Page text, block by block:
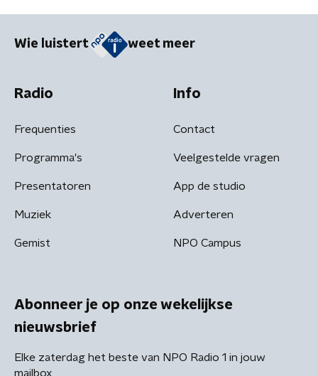
Wie luistert weet meer
Radio
Frequenties
Programma's
Presentatoren
Muziek
Gemist
Info
Contact
Veelgestelde vragen
App de studio
Adverteren
NPO Campus
Abonneer je op onze wekelijkse
nieuwsbrief
Elke zaterdag het beste van NPO Radio 1 in jouw
mailbox